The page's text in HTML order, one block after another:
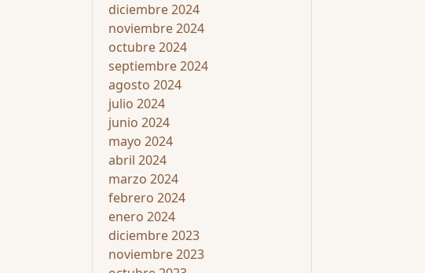
diciembre 2024
noviembre 2024
octubre 2024
septiembre 2024
agosto 2024
julio 2024
junio 2024
mayo 2024
abril 2024
marzo 2024
febrero 2024
enero 2024
diciembre 2023
noviembre 2023